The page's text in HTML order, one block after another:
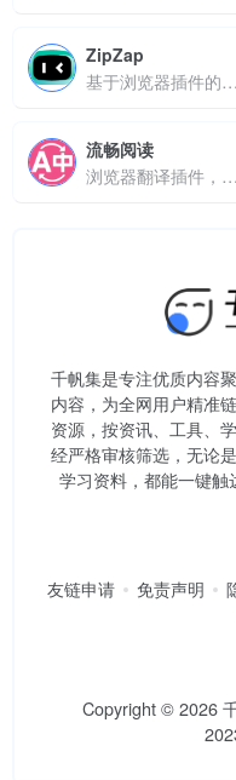
ZipZap
基于浏览器插件的AI全能工具
流畅阅读
浏览器翻译插件，支持双语阅读与多引擎翻译
千帆集是专注优质内容
内容，为全网用户精准
资源，按资讯、工具、
经严格审核筛选，无论
学习资料，都能一键
友链申请 免责声明
Copyright © 2026